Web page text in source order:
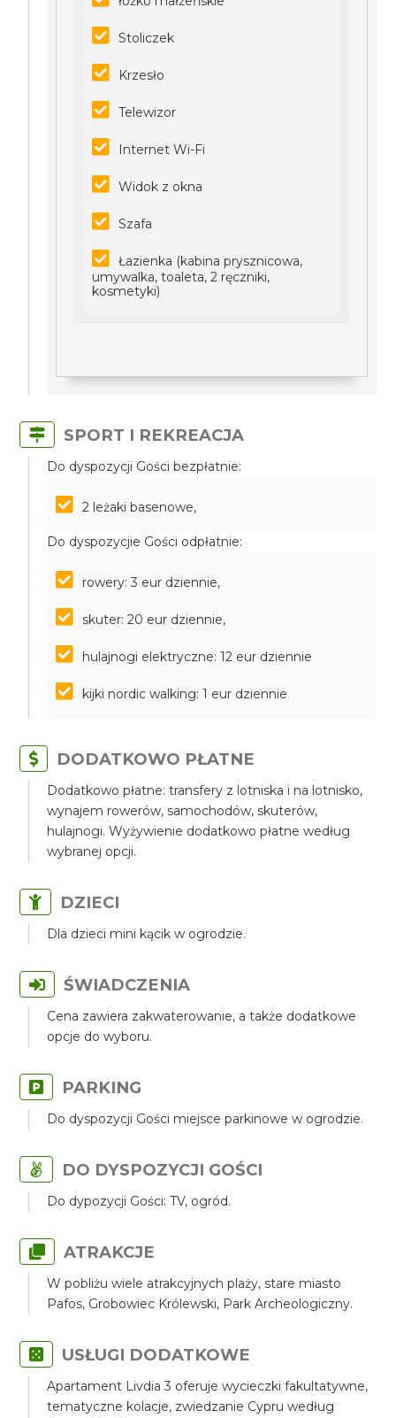
Stoliczek
Krzesło
Telewizor
Internet Wi-Fi
Widok z okna
Szafa
Łazienka (kabina prysznicowa,
umywalka, toaleta, 2 ręczniki,
kosmetyki)
SPORT I REKREACJA
Do dyspozycji Gości bezpłatnie:
2 leżaki basenowe,
Do dyspozycjie Gości odpłatnie:
rowery: 3 eur dziennie,
skuter: 20 eur dziennie,
hulajnogi elektryczne: 12 eur dziennie
kijki nordic walking: 1 eur dziennie
DODATKOWO PŁATNE
Dodatkowo płatne: transfery z lotniska i na lotnisko,
wynajem rowerów, samochodów, skuterów,
hulajnogi. Wyżywienie dodatkowo płatne według
wybranej opcji.
DZIECI
Dla dzieci mini kącik w ogrodzie.
ŚWIADCZENIA
Cena zawiera zakwaterowanie, a także dodatkowe
opcje do wyboru.
PARKING
Do dyspozycji Gości miejsce parkinowe w ogrodzie.
DO DYSPOZYCJI GOŚCI
Do dypozycji Gości: TV, ogród.
ATRAKCJE
W pobliżu wiele atrakcyjnych plaży, stare miasto
Pafos, Grobowiec Królewski, Park Archeologiczny.
USŁUGI DODATKOWE
Apartament Livdia 3 oferuje wycieczki fakultatywne,
tematyczne kolacje, zwiedzanie Cypru według